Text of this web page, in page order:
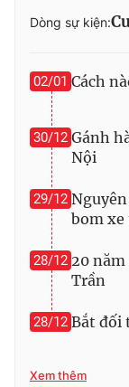
THỜI BÁO VTV
Theo dõi báo trên
Cơ quan chủ quản:
Cơ quan báo chí:
Giấy phép hoạt
cấp ngày 29/12/
Tổng Biên tập:
Phó Tổng Biên tập:
Tổng đài VTV:
Dòng sự kiện:
02/01 Cách
30/12 Gánh
Nội
29/12
bom xe
28/12 20 năm
Trần
28/12 Bắt đối
Xem thêm